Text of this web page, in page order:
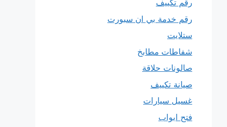
رقم تكييف
رقم خدمة بي ان سبورت
ستلايت
شفاطات مطابخ
صالونات حلاقة
صيانة تكييف
غسيل سيارات
فتح ابواب